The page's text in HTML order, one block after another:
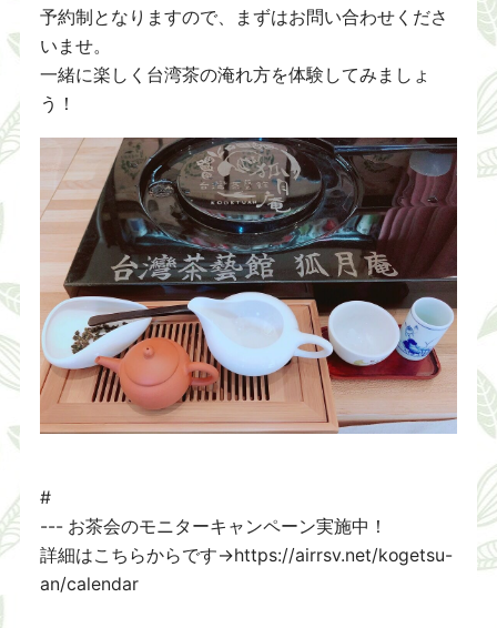
予約制となりますので、まずはお問い合わせくださ
いませ。
一緒に楽しく台湾茶の淹れ方を体験してみましょ
う！
#
--- お茶会のモニターキャンペーン実施中！
詳細はこちらからです→https://airrsv.net/kogetsu-
an/calendar